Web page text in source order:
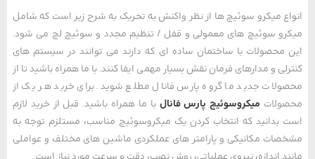
میکرو سوئیچ‌ ها از نظر واکنش به تحریک به شرح زیر است که شامل
سوئیچ ‌های معمولی و قفل / تنظیم مجدد و سوئیچ لچ می شود.
محصولات با ساختمان ساده ای که دارند می توانند در سیستم های
و مدارهای فرمان نقش بسیار مهمی ایفا کنند. با ما همراه باشید تا از
جدید ما گروه پارس فانال مطلع شوید. برای خرید هر یک از
میکروسوئیچ پارس فانالبا ما همراه باشید. قبل از خرید لازم
بدانید که انتخاب کردن یک میکروسوئیچ مناسب، مستلزم توجه به
مکانیکی و پارامتر های عملکردی ماشین های مختلف و عواملی